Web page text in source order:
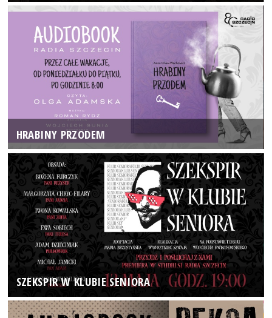
HRABINY PRZODEM
SZEKSPIR W KLUBIE SENIORA